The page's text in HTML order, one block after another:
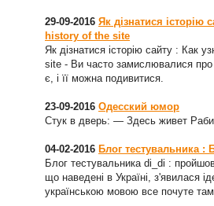
29-09-2016 Як дізнатися історію
history of the site
Як дізнатися історію сайту : Как
site - Ви часто замислювалися про
є, і її можна подивитися.
23-09-2016 Одесский юмор
Стук в дверь: — Здесь живет
04-02-2016 Блог тестувальника :
Блог тестувальника di_di :
що наведені в Україні, з'явилася
українською мовою все почуте